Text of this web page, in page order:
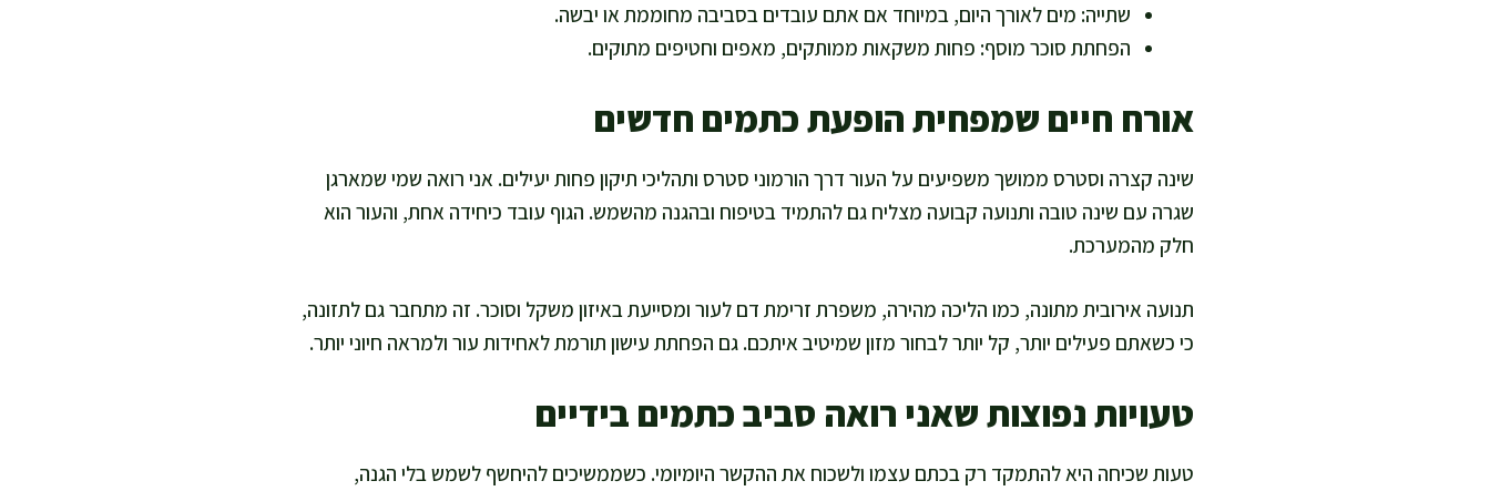
שתייה: מים לאורך היום, במיוחד אם אתם עובדים בסביבה מחוממת או יבשה.
הפחתת סוכר מוסף: פחות משקאות ממותקים, מאפים וחטיפים מתוקים.
אורח חיים שמפחית הופעת כתמים חדשים
שינה קצרה וסטרס ממושך משפיעים על העור דרך הורמוני סטרס ותהליכי תיקון פחות יעילים. אני רואה שמי שמארגן
שגרה עם שינה טובה ותנועה קבועה מצליח גם להתמיד בטיפוח ובהגנה מהשמש. הגוף עובד כיחידה אחת, והעור הוא
חלק מהמערכת.
תנועה אירובית מתונה, כמו הליכה מהירה, משפרת זרימת דם לעור ומסייעת באיזון משקל וסוכר. זה מתחבר גם לתזונה,
כי כשאתם פעילים יותר, קל יותר לבחור מזון שמיטיב איתכם. גם הפחתת עישון תורמת לאחידות עור ולמראה חיוני יותר.
טעויות נפוצות שאני רואה סביב כתמים בידיים
טעות שכיחה היא להתמקד רק בכתם עצמו ולשכוח את ההקשר היומיומי. כשממשיכים להיחשף לשמש בלי הגנה,